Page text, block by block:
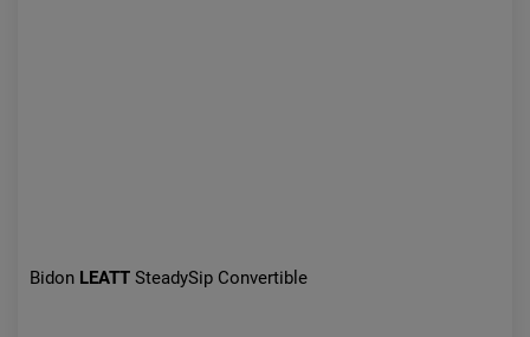
Bidon LEATT SteadySip Convertible